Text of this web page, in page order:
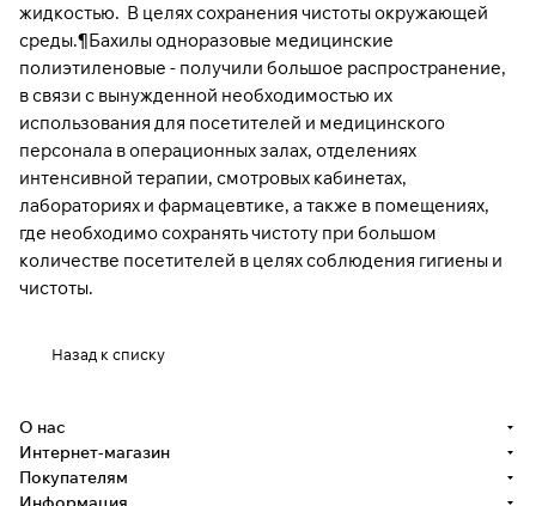
жидкостью. В целях сохранения чистоты окружающей
среды.¶Бахилы одноразовые медицинские
полиэтиленовые - получили большое распространение,
в связи с вынужденной необходимостью их
использования для посетителей и медицинского
персонала в операционных залах, отделениях
интенсивной терапии, смотровых кабинетах,
лабораториях и фармацевтике, а также в помещениях,
где необходимо сохранять чистоту при большом
количестве посетителей в целях соблюдения гигиены и
чистоты.
Назад к списку
О нас
Интернет-магазин
Покупателям